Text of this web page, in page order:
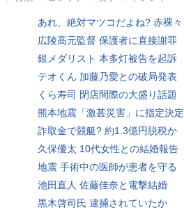
あれ、絶対マツコだよね? 赤裸々
広陵高元監督 保護者に直接謝罪
銀メダリスト 本多灯被告を起訴
テオくん 加藤乃愛との破局発表
くら寿司 閉店間際の大盛り話題
熊本地震「激甚災害」に指定決定
詐取金で競艇? 約1.3億円脱税か
久保優太 10代女性との結婚報告
地震 手術中の医師が患者を守る
池田直人 佐藤佳奈と電撃結婚
黒木啓司氏 逮捕されていたか